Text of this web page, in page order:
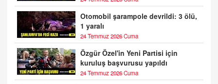
Otomobil şarampole devrildi: 3 ölü,
1 yaralı
24 Temmuz 2026 Cuma
Özgür Özel'in Yeni Partisi için
kuruluş başvurusu yapıldı
24 Temmuz 2026 Cuma